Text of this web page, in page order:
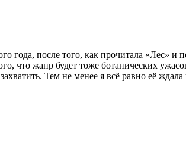
года, после того, как прочитала «Лес» и
что жанр будет тоже ботанических
Тем не менее я всё равно её